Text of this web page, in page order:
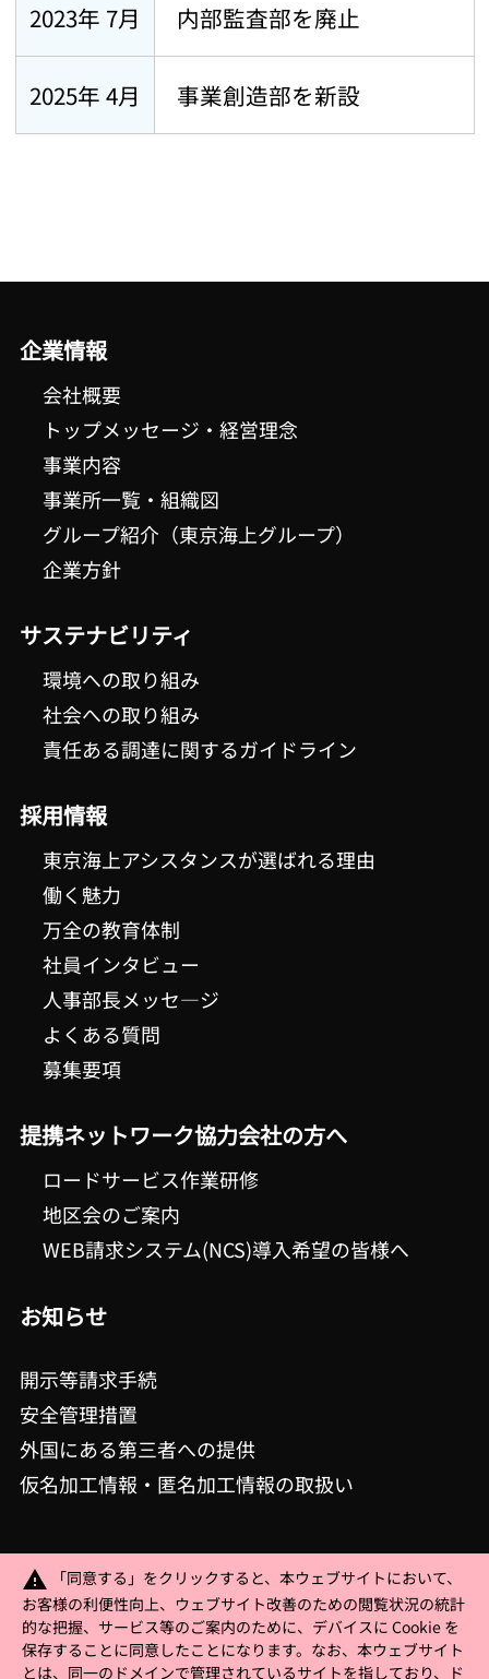
2023年 7月 内部監査部を廃止
2025年 4月 事業創造部を新設
企業情報
会社概要
トップメッセージ・経営理念
事業内容
事業所一覧・組織図
グループ紹介（東京海上グループ）
企業方針
サステナビリティ
環境への取り組み
社会への取り組み
責任ある調達に関するガイドライン
採用情報
東京海上アシスタンスが選ばれる理由
働く魅力
万全の教育体制
社員インタビュー
人事部長メッセ―ジ
よくある質問
募集要項
提携ネットワーク協力会社の方へ
ロードサービス作業研修
地区会のご案内
WEB請求システム(NCS)導入希望の皆様へ
お知らせ
開示等請求手続
安全管理措置
外国にある第三者への提供
仮名加工情報・匿名加工情報の取扱い
プライバシーポリシー
warning
「同意する」をクリックすると、本ウェブサイトにおいて、
お客様の利便性向上、ウェブサイト改善のための閲覧状況の統計
的な把握、サービス等のご案内のために、デバイスに Cookie を
保存することに同意したことになります。なお、本ウェブサイト
とは、同一のドメインで管理されているサイトを指しており、ド